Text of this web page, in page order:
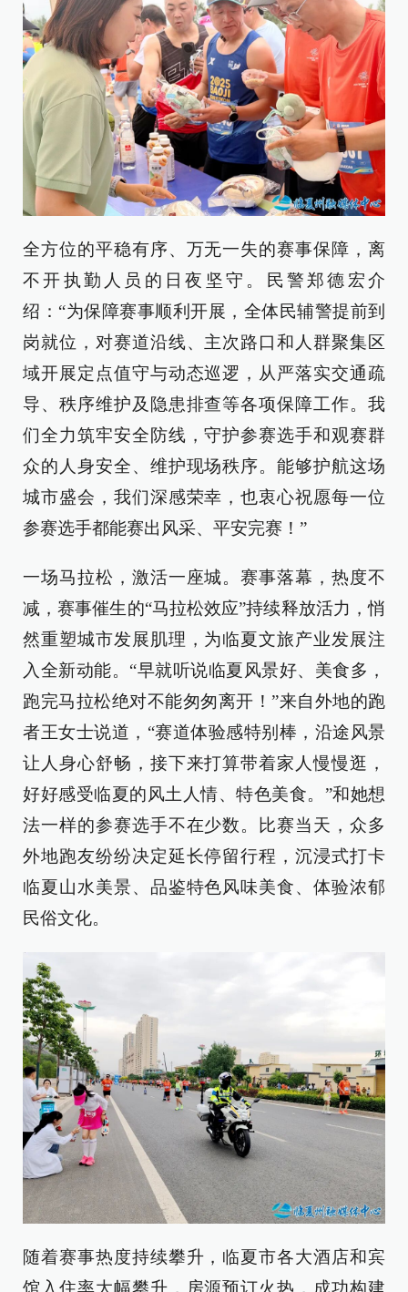
全方位的平稳有序、万无一失的赛事保障，离
不开执勤人员的日夜坚守。民警郑德宏介
绍：“为保障赛事顺利开展，全体民辅警提前到
岗就位，对赛道沿线、主次路口和人群聚集区
域开展定点值守与动态巡逻，从严落实交通疏
导、秩序维护及隐患排查等各项保障工作。我
们全力筑牢安全防线，守护参赛选手和观赛群
众的人身安全、维护现场秩序。能够护航这场
城市盛会，我们深感荣幸，也衷心祝愿每一位
参赛选手都能赛出风采、平安完赛！”
一场马拉松，激活一座城。赛事落幕，热度不
减，赛事催生的“马拉松效应”持续释放活力，悄
然重塑城市发展肌理，为临夏文旅产业发展注
入全新动能。“早就听说临夏风景好、美食多，
跑完马拉松绝对不能匆匆离开！”来自外地的跑
者王女士说道，“赛道体验感特别棒，沿途风景
让人身心舒畅，接下来打算带着家人慢慢逛，
好好感受临夏的风土人情、特色美食。”和她想
法一样的参赛选手不在少数。比赛当天，众多
外地跑友纷纷决定延长停留行程，沉浸式打卡
临夏山水美景、品鉴特色风味美食、体验浓郁
民俗文化。
随着赛事热度持续攀升，临夏市各大酒店和宾
馆入住率大幅攀升，房源预订火热，成功构建